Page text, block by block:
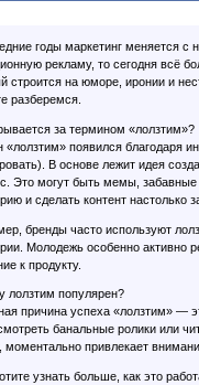
годы маркетинг меняется с
рекламу, то сегодня всё
строится на юморе, иронии и
разберемся.
за термином «лолзтим»?
«лолзтим» появился благодаря
В основе лежит идея
Это могут быть мемы,
и сделать контент
бренды часто используют
Молодежь особенно активно
к продукту.
лолзтим популярен?
причина успеха «лолзтим» —
банальные ролики или
моментально привлекает
узнать больше, как это